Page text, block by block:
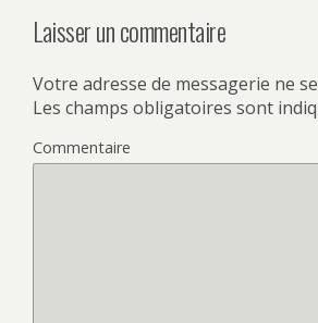
Laisser un commentaire
Votre adresse de messagerie ne
Les champs obligatoires sont
Commentaire